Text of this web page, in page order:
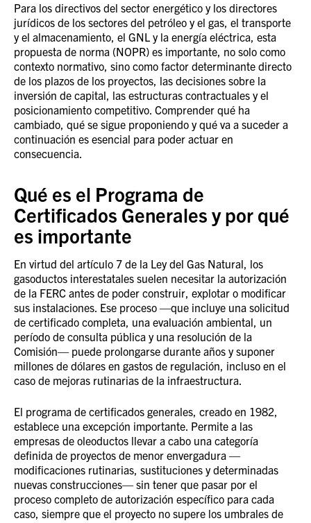
Para los directivos del sector energético y los directores
jurídicos de los sectores del petróleo y el gas, el transporte
y el almacenamiento, el GNL y la energía eléctrica, esta
propuesta de norma (NOPR) es importante, no solo como
contexto normativo, sino como factor determinante directo
de los plazos de los proyectos, las decisiones sobre la
inversión de capital, las estructuras contractuales y el
posicionamiento competitivo. Comprender qué ha
cambiado, qué se sigue proponiendo y qué va a suceder a
continuación es esencial para poder actuar en
consecuencia.
Qué es el Programa de
Certificados Generales y por qué
es importante
En virtud del artículo 7 de la Ley del Gas Natural, los
gasoductos interestatales suelen necesitar la autorización
de la FERC antes de poder construir, explotar o modificar
sus instalaciones. Ese proceso —que incluye una solicitud
de certificado completa, una evaluación ambiental, un
período de consulta pública y una resolución de la
Comisión— puede prolongarse durante años y suponer
millones de dólares en gastos de regulación, incluso en el
caso de mejoras rutinarias de la infraestructura.
El programa de certificados generales, creado en 1982,
establece una excepción importante. Permite a las
empresas de oleoductos llevar a cabo una categoría
definida de proyectos de menor envergadura —
modificaciones rutinarias, sustituciones y determinadas
nuevas construcciones— sin tener que pasar por el
proceso completo de autorización específico para cada
caso, siempre que el proyecto no supere los umbrales de